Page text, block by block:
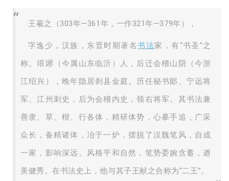
王羲之（303年—361年，一作321年—379年），
字逸少，汉族，东晋时期著名书法家，有“书圣”之
称。琅琊（今属山东临沂）人，后迁会稽山阴（今浙
江绍兴），晚年隐居剡县金庭。历任秘书郞、宁远将
军、江州刺史，后为会稽内史，领右将军。其书法兼
善隶、草、楷、行各体，精研体势，心摹手追，广采
众长，备精诸体，冶于一炉，摆脱了汉魏笔风，自成
一家，影响深远。风格平和自然，笔势委婉含蓄，遒
美健秀。在书法史上，他与其子王献之合称为“二王”。